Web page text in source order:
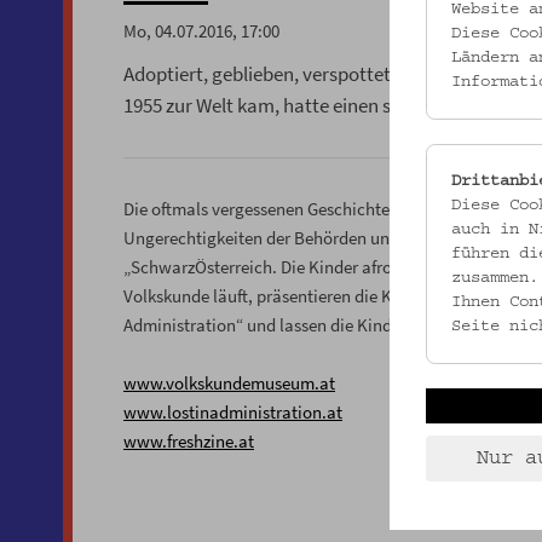
Mo, 04.07.2016, 17:00
Adoptiert, geblieben, verspottet – wer als Kind
1955 zur Welt kam, hatte einen schweren Start ins
Die oftmals vergessenen Geschichten dieser
Ungerechtigkeiten der Behörden und enorme Stärke
„SchwarzÖsterreich. Die Kinder afroamerikanischer
Volkskunde läuft, präsentieren die Kuratoren Philipp
Administration“ und lassen die Kinder von damals
www.volkskundemuseum.at
www.lostinadministration.at
www.freshzine.at
Website
Diese
Ländern
Diese
auch in
führen
Ihnen
Seite
Nur